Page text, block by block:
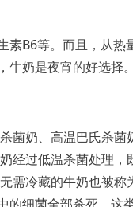
素B6等。而且，从热
牛奶是夜宵的好选择
菌奶、高温巴氏杀菌
经过低温杀菌处理，
需冷藏的牛奶也被称